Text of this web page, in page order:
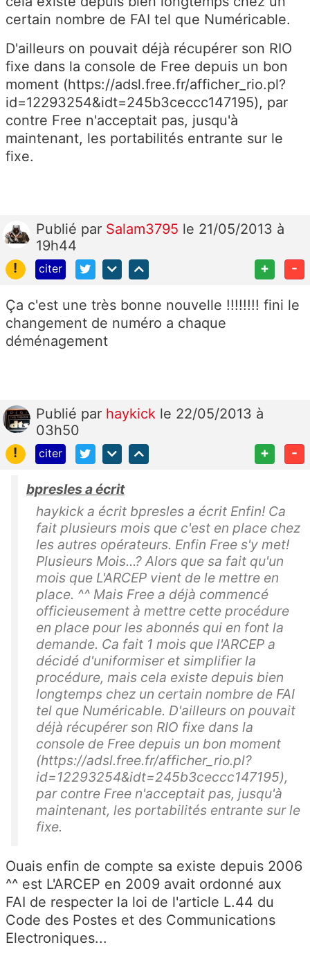
certain nombre de FAI tel que Numéricable.
D'ailleurs on pouvait déjà récupérer son RIO
fixe dans la console de Free depuis un bon
moment (https://adsl.free.fr/afficher_rio.pl?
id=12293254&idt=245b3ceccc147195), par
contre Free n'acceptait pas, jusqu'à
maintenant, les portabilités entrante sur le
fixe.
Publié par Salam3795 le 21/05/2013 à
19h44
!
citer + -
Ça c'est une très bonne nouvelle !!!!!!!! fini le
changement de numéro a chaque
déménagement
Publié par haykick le 22/05/2013 à
03h50
!
citer + -
bpresles a écrit
haykick a écrit bpresles a écrit Enfin! Ca
fait plusieurs mois que c'est en place chez
les autres opérateurs. Enfin Free s'y met!
Plusieurs Mois...? Alors que sa fait qu'un
mois que L'ARCEP vient de le mettre en
place. ^^ Mais Free a déjà commencé
officieusement à mettre cette procédure
en place pour les abonnés qui en font la
demande. Ca fait 1 mois que l'ARCEP a
décidé d'uniformiser et simplifier la
procédure, mais cela existe depuis bien
longtemps chez un certain nombre de FAI
tel que Numéricable. D'ailleurs on pouvait
déjà récupérer son RIO fixe dans la
console de Free depuis un bon moment
(https://adsl.free.fr/afficher_rio.pl?
id=12293254&idt=245b3ceccc147195),
par contre Free n'acceptait pas, jusqu'à
maintenant, les portabilités entrante sur le
fixe.
Ouais enfin de compte sa existe depuis 2006
^^ est L'ARCEP en 2009 avait ordonné aux
FAI de respecter la loi de l'article L.44 du
Code des Postes et des Communications
Electroniques...